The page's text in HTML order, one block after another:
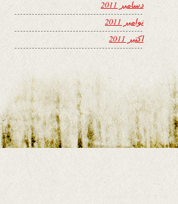
دسامبر 2011
نوامبر 2011
اکتبر 2011